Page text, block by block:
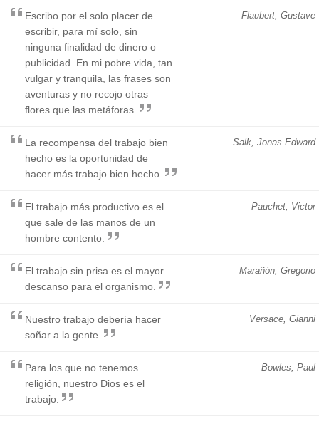
Flaubert, Gustave
Escribo por el solo placer de
escribir, para mí solo, sin
ninguna finalidad de dinero o
publicidad. En mi pobre vida, tan
vulgar y tranquila, las frases son
aventuras y no recojo otras
flores que las metáforas.
Salk, Jonas Edward
La recompensa del trabajo bien
hecho es la oportunidad de
hacer más trabajo bien hecho.
Pauchet, Victor
El trabajo más productivo es el
que sale de las manos de un
hombre contento.
Marañón, Gregorio
El trabajo sin prisa es el mayor
descanso para el organismo.
Versace, Gianni
Nuestro trabajo debería hacer
soñar a la gente.
Bowles, Paul
Para los que no tenemos
religión, nuestro Dios es el
trabajo.